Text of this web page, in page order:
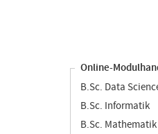
Online-
B.Sc. Data
B.Sc. Informatik
B.Sc. Mathematik